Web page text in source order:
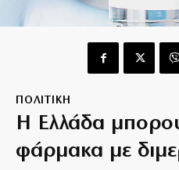
ΠΟΛΙΤΙΚΗ
Η Ελλάδα
φάρμακα με